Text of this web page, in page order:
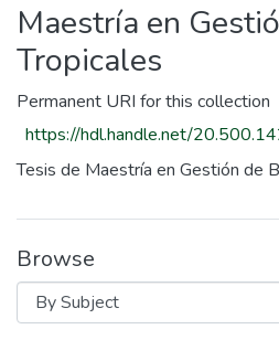
Maestría en
Tropicales
Permanent URI for this collection
https://hdl.handle.net/
Tesis de Maestría en Gestión de
Browse